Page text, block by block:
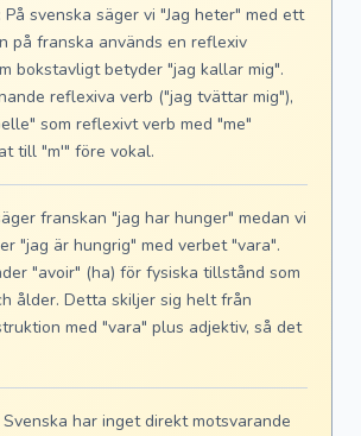
På svenska säger vi "Jag heter" med ett
på franska används en reflexiv
bokstavligt betyder "jag kallar mig".
reflexiva verb ("jag tvättar mig"),
som reflexivt verb med "me"
till "m'" före vokal.
franskan "jag har hunger" medan vi
"jag är hungrig" med verbet "vara".
"avoir" (ha) för fysiska tillstånd som
ålder. Detta skiljer sig helt från
med "vara" plus adjektiv, så det
har inget direkt motsvarande